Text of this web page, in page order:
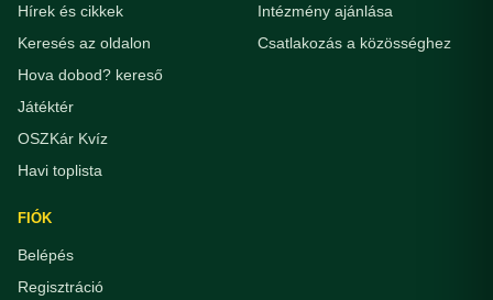
Hírek és cikkek
Keresés az oldalon
Hova dobod? kereső
Játéktér
OSZKár Kvíz
Havi toplista
Intézmény ajánlása
Csatlakozás a közösséghez
FIÓK
Belépés
Regisztráció